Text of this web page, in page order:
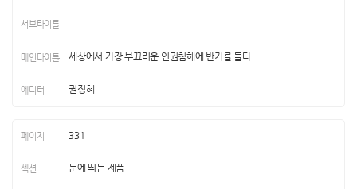
세상에서 가장 부끄러운 인권침해에 반기를 들다
권정혜
331
눈에 띄는 제품